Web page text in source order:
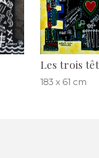
Les trois
183 x 61 cm